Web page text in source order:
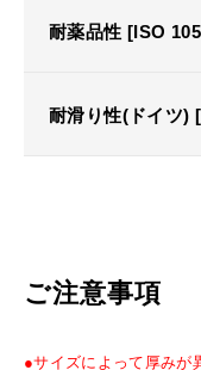
耐薬品性 [ISO
耐滑り性(ドイツ)
ご注意事項
●サイズによって厚みが